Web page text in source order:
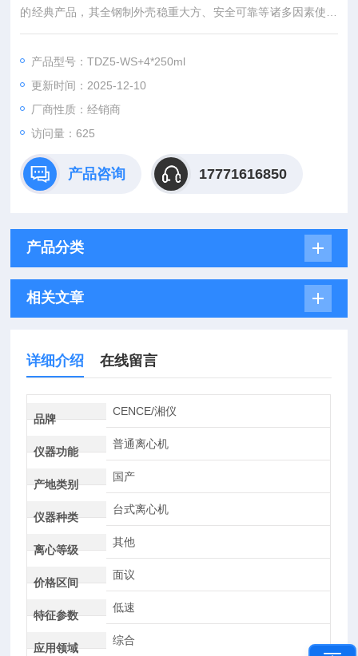
的经典产品，其全钢制外壳稳重大方、安全可靠等诸多因素使此
款机器推出二十多年来一直深受广大客户的青睐；配有多种管
产品型号：TDZ5-WS+4*250ml
更新时间：2025-12-10
厂商性质：经销商
访问量：625
产品咨询 17771616850
产品分类
相关文章
详细介绍 在线留言
品牌
CENCE/湘仪
仪器功能
普通离心机
产地类别
国产
仪器种类
台式离心机
离心等级
其他
价格区间
面议
特征参数
低速
应用领域
综合